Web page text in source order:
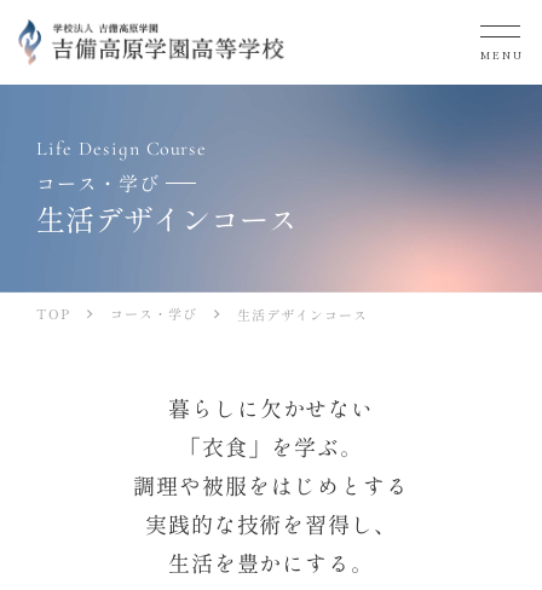
MENU
Life Design Course
コース・学び
生活デザインコース
TOP コース・学び 生活デザインコース
暮らしに欠かせない
「衣食」を学ぶ。
調理や被服をはじめとする
実践的な技術を習得し、
生活を豊かにする。